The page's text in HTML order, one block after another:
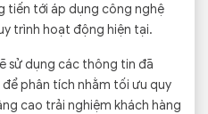
tiến tới áp dụng công nghệ
trình hoạt động hiện tại.
sử dụng các thông tin đã
phân tích nhằm tối ưu quy
cao trải nghiệm khách hàng